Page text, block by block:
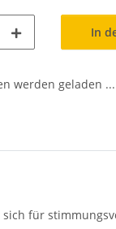
In
werden geladen ...
für